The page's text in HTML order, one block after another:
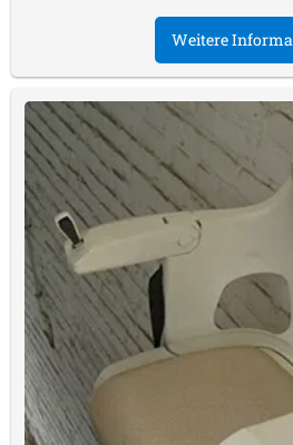
Weitere